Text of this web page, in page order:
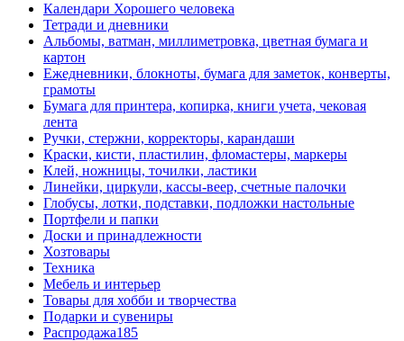
Календари Хорошего человека
Тетради и дневники
Альбомы, ватман, миллиметровка, цветная бумага и
картон
Ежедневники, блокноты, бумага для заметок, конверты,
грамоты
Бумага для принтера, копирка, книги учета, чековая
лента
Ручки, стержни, корректоры, карандаши
Краски, кисти, пластилин, фломастеры, маркеры
Клей, ножницы, точилки, ластики
Линейки, циркули, кассы-веер, счетные палочки
Глобусы, лотки, подставки, подложки настольные
Портфели и папки
Доски и принадлежности
Хозтовары
Техника
Мебель и интерьер
Товары для хобби и творчества
Подарки и сувениры
Распродажа185